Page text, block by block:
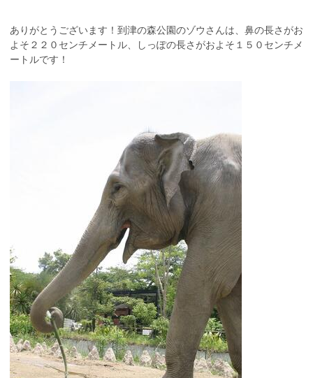
ありがとうございます！到津の森公園のゾウさんは、鼻の長さがお
よそ２２０センチメートル、しっぽの長さがおよそ１５０センチメ
ートルです！